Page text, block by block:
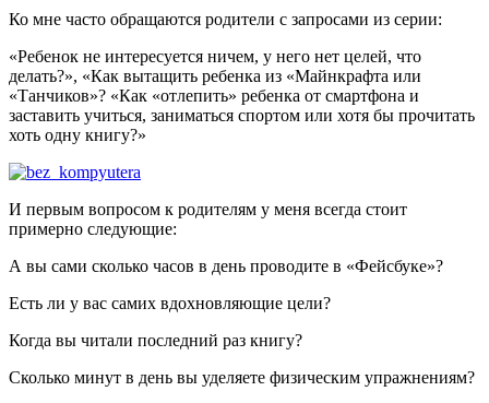
Ко мне часто обращаются родители с запросами из серии:
«Ребенок не интересуется ничем, у него нет целей, что
делать?», «Как вытащить ребенка из «Майнкрафта или
«Танчиков»? «Как «отлепить» ребенка от смартфона и
заставить учиться, заниматься спортом или хотя бы прочитать
хоть одну книгу?»
И первым вопросом к родителям у меня всегда стоит
примерно следующие:
А вы сами сколько часов в день проводите в «Фейсбуке»?
Есть ли у вас самих вдохновляющие цели?
Когда вы читали последний раз книгу?
Сколько минут в день вы уделяете физическим упражнениям?